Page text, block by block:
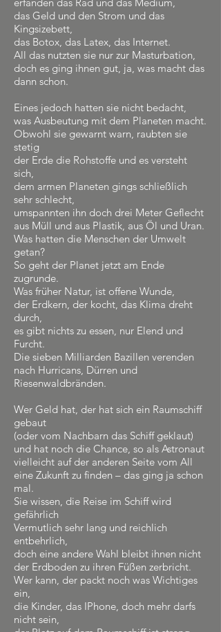
das Geld und den Strom und das
Kingsizebett,
das Botox, das Latex, das Internet.
All das nutzten sie nur zur Masturbation,
doch es ging ihnen gut, ja, was macht das
dann schon.
Eines jedoch hatten sie nicht bedacht,
was Ausbeutung mit dem Planeten macht.
Obwohl sie gewarnt warn, raubten sie
stetig
der Erde die Rohstoffe und es versteht
sich,
dem armen Planeten gings schließlich
sehr schlecht,
umspannten ihn doch drei Meter Geflecht
aus Müll und aus Plastik, aus Öl und Uran.
Was hatten die Menschen der Umwelt
getan?
So geht der Planet jetzt am Ende
zugrunde.
Was früher Natur, ist offene Wunde,
der Erdkern, der kocht, das Klima dreht
durch,
es gibt nichts zu essen, nur Elend und
Furcht.
Die sieben Milliarden Bazillen verenden
nach Hurricans, Dürren und
Riesenwaldbränden.
Wer Geld hat, der hat sich ein Raumschiff
gebaut
(oder vom Nachbarn das Schiff geklaut)
und hat noch die Chance, so als Astronaut
vielleicht auf der anderen Seite vom All
eine Zukunft zu finden – das ging ja schon
mal.
Sie wissen, die Reise im Schiff wird
gefährlich
Vermutlich sehr lang und reichlich
entbehrlich,
doch eine andere Wahl bleibt ihnen nicht
der Erdboden zu ihren Füßen zerbricht.
Wer kann, der packt noch was Wichtiges
ein,
die Kinder, das IPhone, doch mehr darfs
nicht sein,